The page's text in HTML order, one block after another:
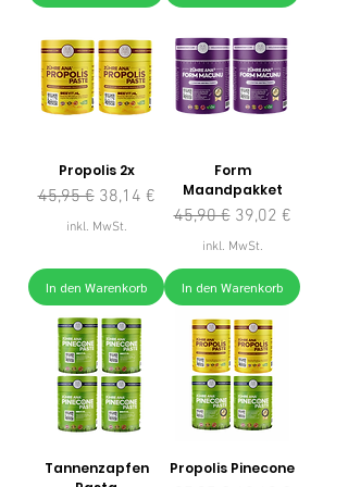
Propolis 2x
Standardpreis
45,95 € Sale-Preis
38,14 €
inkl. MwSt.
In den Warenkorb
Form
Maandpakket
Standardpreis
45,90 € Sale-Preis
39,02 €
inkl. MwSt.
In den Warenkorb
Tannenzapfen
Propolis Pinecone